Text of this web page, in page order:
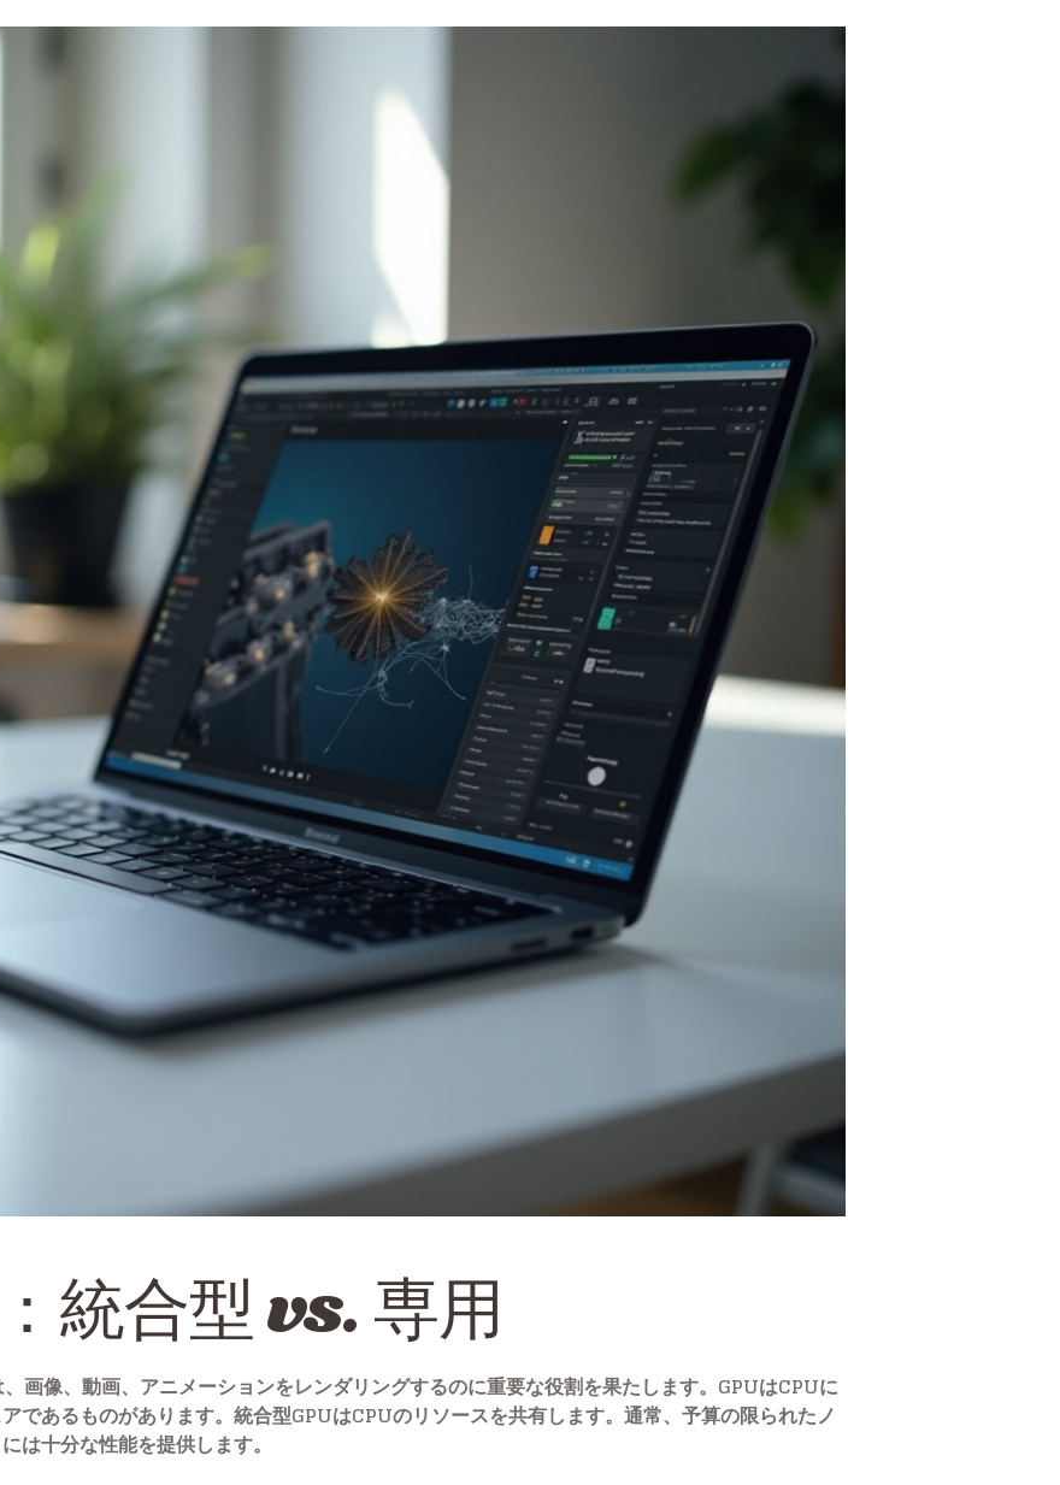
統合型 vs. 専用
画像、動画、アニメーションをレンダリングするのに重要な役割を果たします。GPUはCPUに
であるものがあります。統合型GPUはCPUのリソースを共有します。通常、予算の限られたノ
は十分な性能を提供します。